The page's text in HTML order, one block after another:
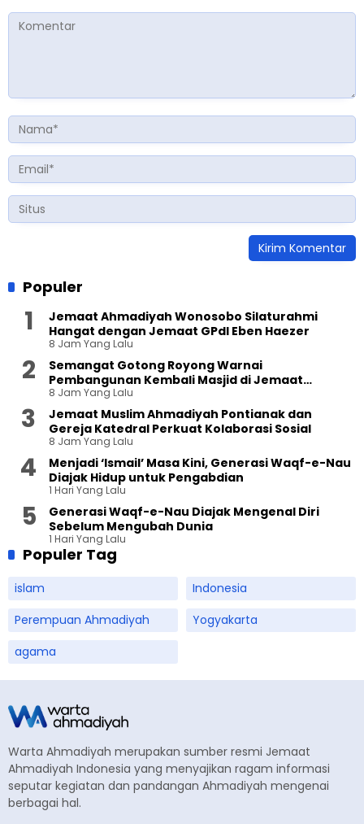
Populer
Jemaat Ahmadiyah Wonosobo Silaturahmi
Hangat dengan Jemaat GPdI Eben Haezer
8 Jam Yang Lalu
Semangat Gotong Royong Warnai
Pembangunan Kembali Masjid di Jemaat
Ahmadiyah Sukapura
8 Jam Yang Lalu
Jemaat Muslim Ahmadiyah Pontianak dan
Gereja Katedral Perkuat Kolaborasi Sosial
8 Jam Yang Lalu
Menjadi ‘Ismail’ Masa Kini, Generasi Waqf-e-Nau
Diajak Hidup untuk Pengabdian
1 Hari Yang Lalu
Generasi Waqf-e-Nau Diajak Mengenal Diri
Sebelum Mengubah Dunia
1 Hari Yang Lalu
Populer Tag
islam
Indonesia
Perempuan Ahmadiyah
Yogyakarta
agama
Warta Ahmadiyah merupakan sumber resmi Jemaat
Ahmadiyah Indonesia yang menyajikan ragam informasi
seputar kegiatan dan pandangan Ahmadiyah mengenai
berbagai hal.